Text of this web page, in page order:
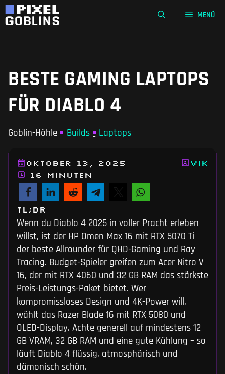
Zum
Inhalt
MENÜ
BESTE GAMING LAPTOPS
FÜR DIABLO 4
Goblin-Höhle Builds - Laptops
TL;DR
Wenn du Diablo 4 2025 in voller Pracht erleben
willst, ist der HP Omen Max 16 mit RTX 5070 Ti
der beste Allrounder für QHD-Gaming und Ray
Tracing. Budget-Spieler greifen zum Acer Nitro V
16, der mit RTX 4060 und 32 GB RAM das stärkste
Preis-Leistungs-Paket bietet. Wer
kompromissloses Design und 4K-Power will,
wählt das Razer Blade 16 mit RTX 5080 und
OLED-Display. Achte generell auf mindestens 12
GB VRAM, 32 GB RAM und eine gute Kühlung – so
läuft Diablo 4 flüssig, atmosphärisch und
dämonisch schön.
Oktober 13, 2025
Vik
16 Minuten